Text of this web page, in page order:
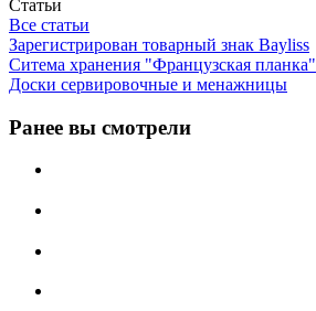
Статьи
Все статьи
Зарегистрирован товарный знак Bayliss
Ситема хранения "Французская планка"
Доски сервировочные и менажницы
Ранее вы смотрели